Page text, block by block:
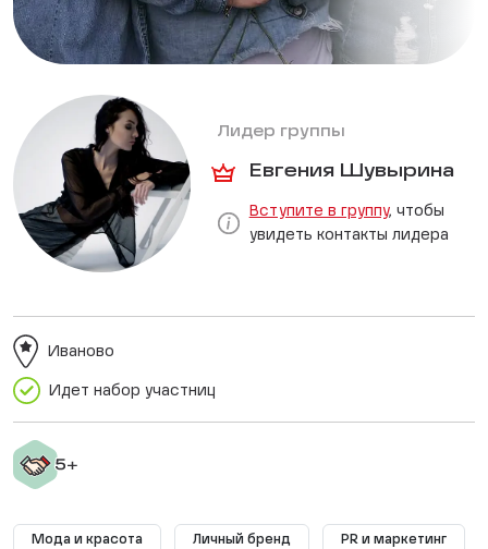
Лидер группы
Евгения Шувырина
Вступите в группу, чтобы
увидеть контакты лидера
Идет набор участниц
Иваново
Мода и красота Личный бренд PR и маркетинг